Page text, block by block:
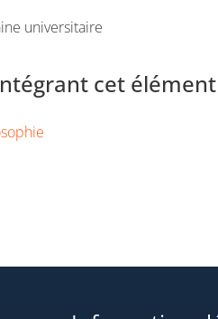
universitaire
cet élément